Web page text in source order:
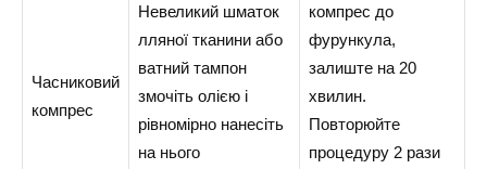
Часниковий
компрес
Невеликий шматок
лляної тканини або
ватний тампон
змочіть олією і
рівномірно нанесіть
на нього
компрес до
фурункула,
залиште на 20
хвилин.
Повторюйте
процедуру 2 рази